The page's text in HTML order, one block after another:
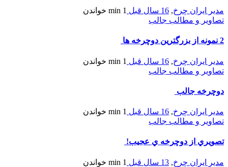
مدیر ایران چرخ, 16 سال قبل 1 min
خواندن
تصاویر و مطالب جالب
2 نمونه از بزرگترین دوچرخه ها
مدیر ایران چرخ, 16 سال قبل 1 min
خواندن
تصاویر و مطالب جالب
دوچرخه جالب
مدیر ایران چرخ, 16 سال قبل 1 min
خواندن
تصاویر و مطالب جالب
تصويري از دوچرخه ي عجيب!
مدیر ایران چرخ, 13 سال قبل 1 min خواندن